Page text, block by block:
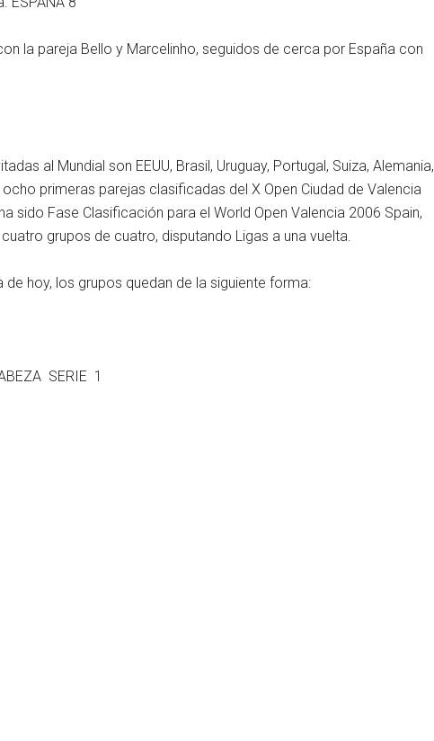
la pareja Bello y Marcelinho, seguidos de cerca por España con
al Mundial son EEUU, Brasil, Uruguay, Portugal, Suiza, Alemania,
primeras parejas clasificadas del X Open Ciudad de Valencia
sido Fase Clasificación para el World Open Valencia 2006 Spain,
grupos de cuatro, disputando Ligas a una vuelta.
hoy, los grupos quedan de la siguiente forma:
SERIE 1